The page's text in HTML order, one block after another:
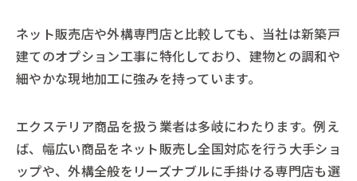
ネット販売店や外構専門店と比較しても、当社は新築戸
建てのオプション工事に特化しており、建物との調和や
細やかな現地加工に強みを持っています。
エクステリア商品を扱う業者は多岐にわたります。例え
ば、幅広い商品をネット販売し全国対応を行う大手ショ
ップや、外構全般をリーズナブルに手掛ける専門店も選